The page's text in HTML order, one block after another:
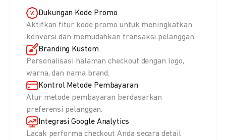
Dukungan Kode Promo
Aktifkan fitur kode promo untuk meningkatkan
konversi dan memudahkan transaksi pelanggan.
Branding Kustom
Personalisasi halaman checkout dengan logo,
warna, dan nama brand.
Kontrol Metode Pembayaran
Atur metode pembayaran berdasarkan
preferensi pelanggan.
Integrasi Google Analytics
Lacak performa checkout Anda secara detail